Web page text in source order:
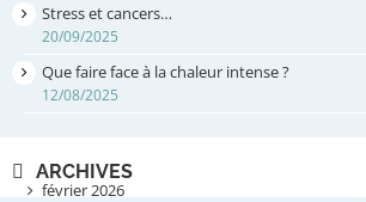
Stress et cancers…
20/09/2025
Que faire face à la chaleur intense ?
12/08/2025
ARCHIVES
février 2026